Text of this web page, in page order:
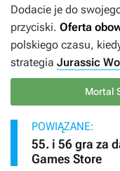
Dodacie je do
przyciski. Oferta
polskiego czasu,
strategia Jurassic
Mortal
POWIĄZANE:
55. i 56 gra za
Games Store